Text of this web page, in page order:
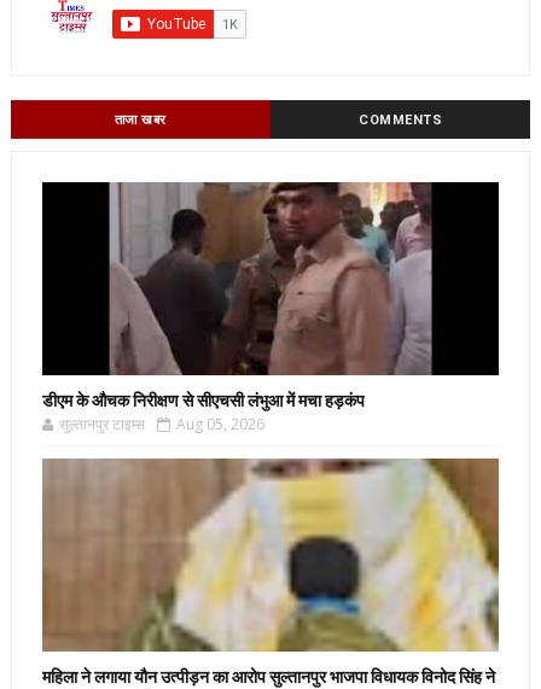
ताजा खबर COMMENTS
डीएम के औचक निरीक्षण से सीएचसी लंभुआ में मचा हड़कंप
सुल्तानपुर टाइम्स Aug 05, 2026
महिला ने लगाया यौन उत्पीड़न का आरोप सुल्तानपुर भाजपा विधायक विनोद सिंह ने